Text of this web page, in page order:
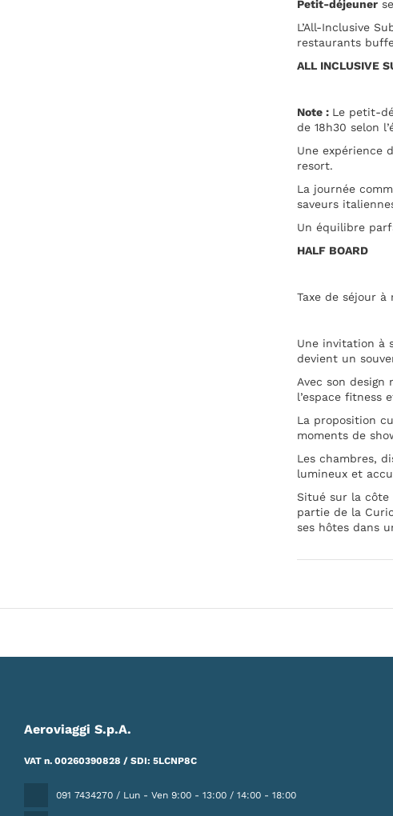
Situé sur la côte
partie de la
ses hôtes dans
Les chambres,
lumineux et
La proposition
moments de
Avec son
l’espace fitness
Une invitation à
devient un
Taxe de séjour
HALF BOARD
Un équilibre
La journée
saveurs
Une expérience
resort.
Note : Le petit-
de 18h30 selon
ALL INCLUSIVE
L’All-Inclusive
restaurants
Petit-déjeuner
Aeroviaggi S.p.A.
VAT n. 00260390828 / SDI: 5LCNP8C
091 7434270 / Lun - Ven 9:00 - 13:00 / 14:00 - 18:00